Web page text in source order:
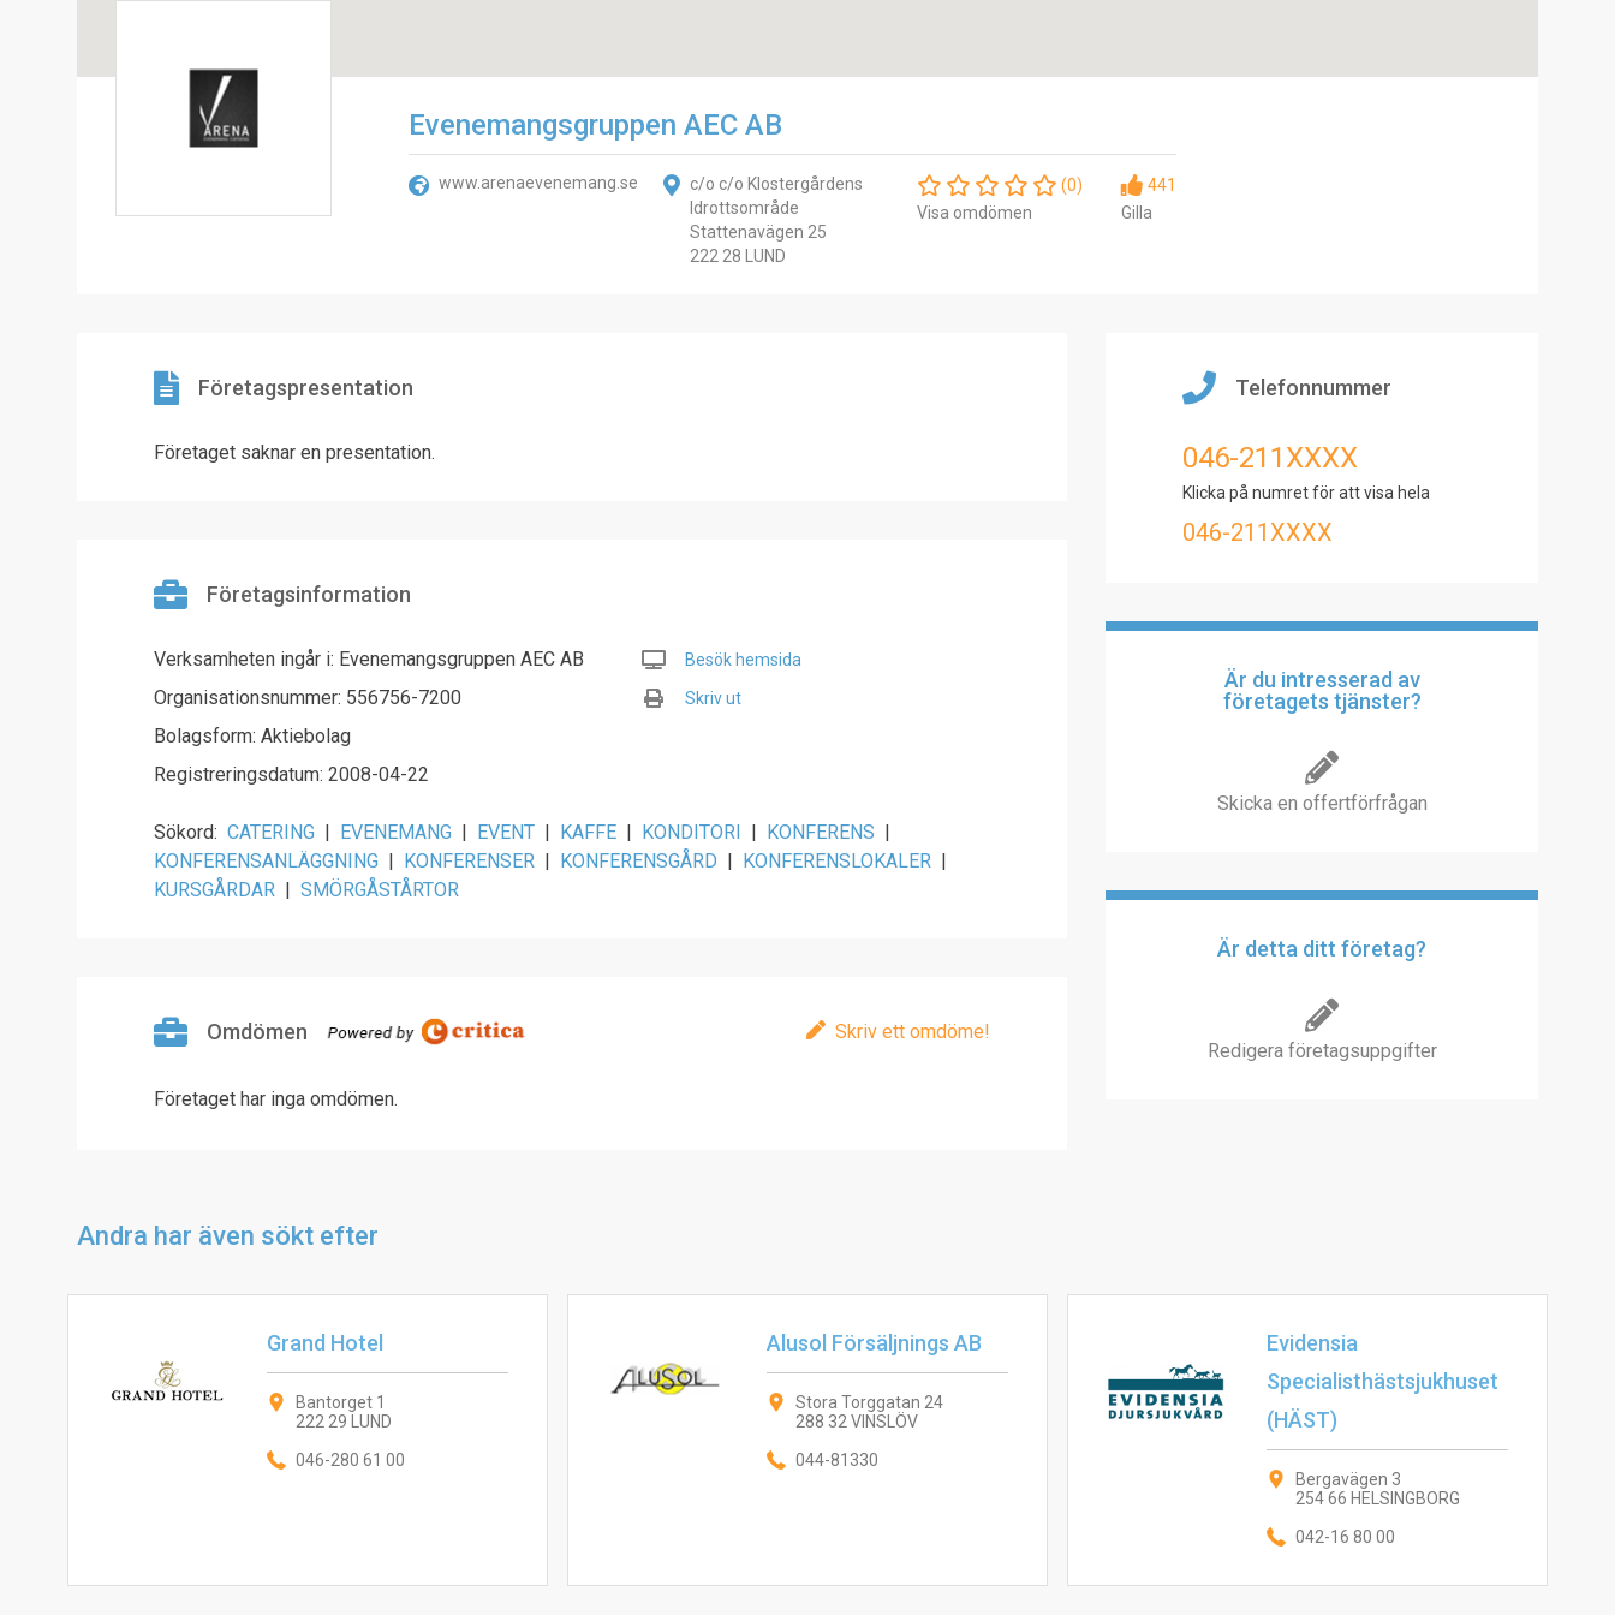
Evenemangsgruppen AEC AB
www.arenaevenemang.se
c/o c/o Klostergårdens
Idrottsområde
Stattenavägen 25
222 28 LUND
(0)
Visa omdömen
441
Gilla
Företagspresentation
Företaget saknar en presentation.
Företagsinformation
Verksamheten ingår i: Evenemangsgruppen AEC AB
Organisationsnummer: 556756-7200
Bolagsform: Aktiebolag
Registreringsdatum: 2008-04-22
Besök hemsida
Skriv ut
Sökord: CATERING | EVENEMANG | EVENT | KAFFE | KONDITORI | KONFERENS |
KONFERENSANLÄGGNING | KONFERENSER | KONFERENSGÅRD | KONFERENSLOKALER |
KURSGÅRDAR | SMÖRGÅSTÅRTOR
Omdömen Skriv ett omdöme!
Företaget har inga omdömen.
Telefonnummer
046-211XXXX
Klicka på numret för att visa hela
046-211XXXX
Är du intresserad av
företagets tjänster?
Skicka en offertförfrågan
Är detta ditt företag?
Redigera företagsuppgifter
Andra har även sökt efter
Grand Hotel
Bantorget 1
222 29 LUND
046-280 61 00
Alusol Försäljnings AB
Stora Torggatan 24
288 32 VINSLÖV
044-81330
Evidensia
Specialisthästsjukhuset
(HÄST)
Bergavägen 3
254 66 HELSINGBORG
042-16 80 00